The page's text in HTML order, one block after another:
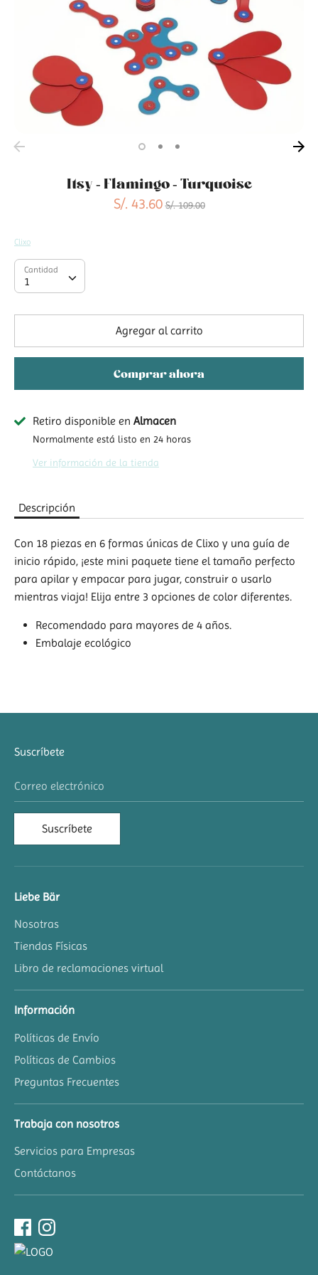
Itsy - Flamingo - Turquoise
S/. 43.60Precio
S/. 109.00
Clixo
Cantidad
1
Cantidad
Agregar al carrito
Comprar ahora
Retiro disponible en Almacen
Normalmente está listo en 24 horas
Ver información de la tienda
Descripción
Con 18 piezas en 6 formas únicas de Clixo y una guía de
inicio rápido, ¡este mini paquete tiene el tamaño perfecto
para apilar y empacar para jugar, construir o usarlo
mientras viaja! Elija entre 3 opciones de color diferentes.
Recomendado para mayores de 4 años.
Embalaje ecológico
Suscríbete
Correo electrónico
Suscríbete
Liebe Bär
Nosotras
Tiendas Físicas
Libro de reclamaciones virtual
Información
Políticas de Envío
Políticas de Cambios
Preguntas Frecuentes
Trabaja con nosotros
Servicios para Empresas
Contáctanos